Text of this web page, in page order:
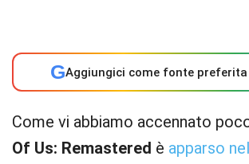
GAggiungici come fonte preferita
Come vi abbiamo accennato
Of Us: Remastered è apparso